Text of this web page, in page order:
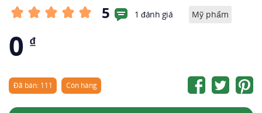
5 1 đánh giá Mỹ phẩm
0 ₫
Đã bán: 111 Còn hàng